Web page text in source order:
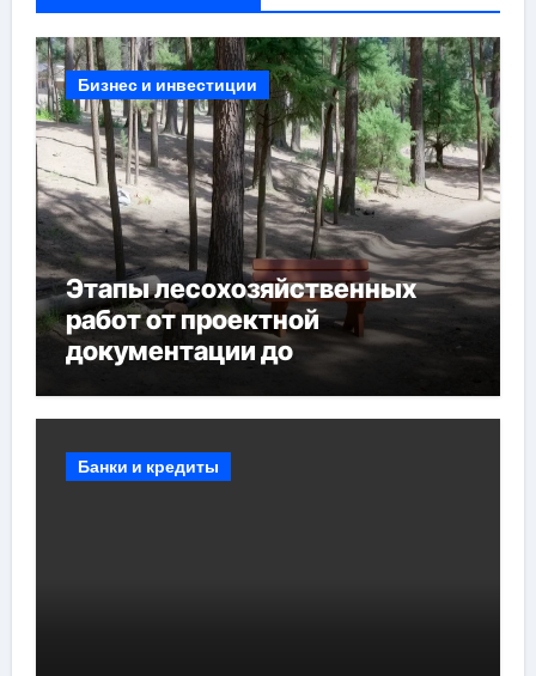
Бизнес и инвестиции
Этапы лесохозяйственных
работ от проектной
документации до
мероприятий и обустройства
Банки и кредиты